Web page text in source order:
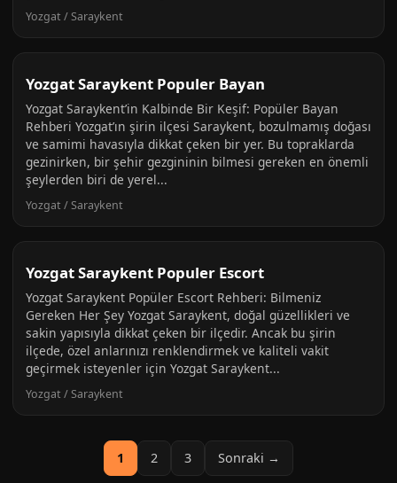
Yozgat / Saraykent
Yozgat Saraykent Populer Bayan
Yozgat Saraykent’in Kalbinde Bir Keşif: Popüler Bayan
Rehberi Yozgat’ın şirin ilçesi Saraykent, bozulmamış doğası
ve samimi havasıyla dikkat çeken bir yer. Bu topraklarda
gezinirken, bir şehir gezgininin bilmesi gereken en önemli
şeylerden biri de yerel...
Yozgat / Saraykent
Yozgat Saraykent Populer Escort
Yozgat Saraykent Popüler Escort Rehberi: Bilmeniz
Gereken Her Şey Yozgat Saraykent, doğal güzellikleri ve
sakin yapısıyla dikkat çeken bir ilçedir. Ancak bu şirin
ilçede, özel anlarınızı renklendirmek ve kaliteli vakit
geçirmek isteyenler için Yozgat Saraykent...
Yozgat / Saraykent
1 2 3 Sonraki →